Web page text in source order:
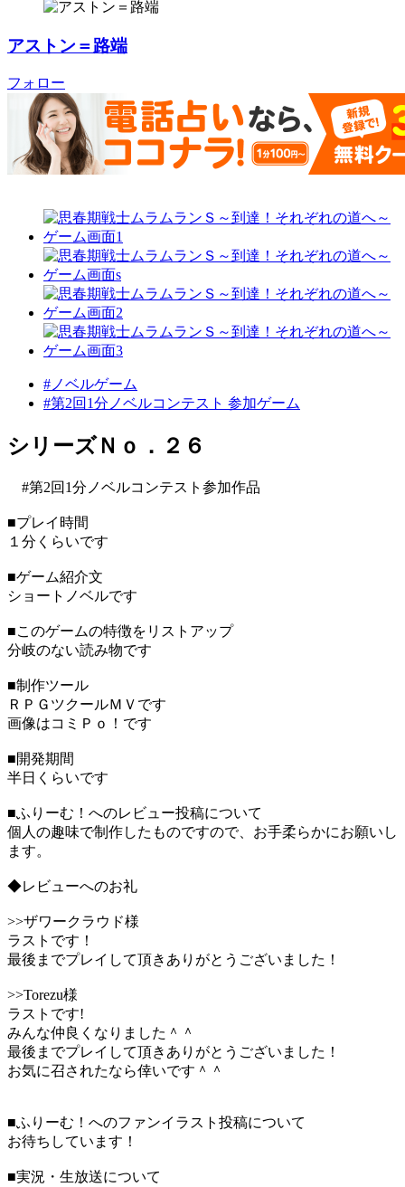
アストン＝路端
フォロー
#ノベルゲーム
#第2回1分ノベルコンテスト 参加ゲーム
シリーズＮｏ．２６
#第2回1分ノベルコンテスト参加作品
■プレイ時間
１分くらいです
■ゲーム紹介文
ショートノベルです
■このゲームの特徴をリストアップ
分岐のない読み物です
■制作ツール
ＲＰＧツクールＭＶです
画像はコミＰｏ！です
■開発期間
半日くらいです
■ふりーむ！へのレビュー投稿について
個人の趣味で制作したものですので、お手柔らかにお願いし
ます。
◆レビューへのお礼
>>ザワークラウド様
ラストです！
最後までプレイして頂きありがとうございました！
>>Torezu様
ラストです!
みんな仲良くなりました＾＾
最後までプレイして頂きありがとうございました！
お気に召されたなら倖いです＾＾
■ふりーむ！へのファンイラスト投稿について
お待ちしています！
■実況・生放送について